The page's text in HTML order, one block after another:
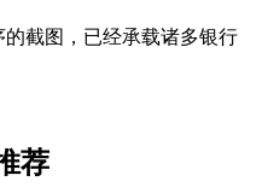
截图，已经承载诸多银行
荐